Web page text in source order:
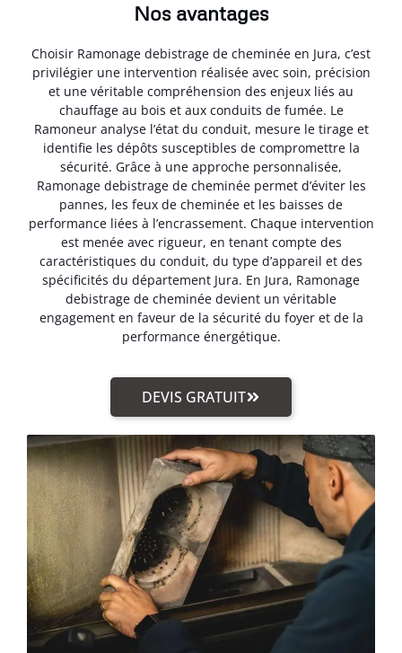
Nos avantages
Choisir Ramonage debistrage de cheminée en Jura, c’est
privilégier une intervention réalisée avec soin, précision
et une véritable compréhension des enjeux liés au
chauffage au bois et aux conduits de fumée. Le
Ramoneur analyse l’état du conduit, mesure le tirage et
identifie les dépôts susceptibles de compromettre la
sécurité. Grâce à une approche personnalisée,
Ramonage debistrage de cheminée permet d’éviter les
pannes, les feux de cheminée et les baisses de
performance liées à l’encrassement. Chaque intervention
est menée avec rigueur, en tenant compte des
caractéristiques du conduit, du type d’appareil et des
spécificités du département Jura. En Jura, Ramonage
debistrage de cheminée devient un véritable
engagement en faveur de la sécurité du foyer et de la
performance énergétique.
DEVIS GRATUIT